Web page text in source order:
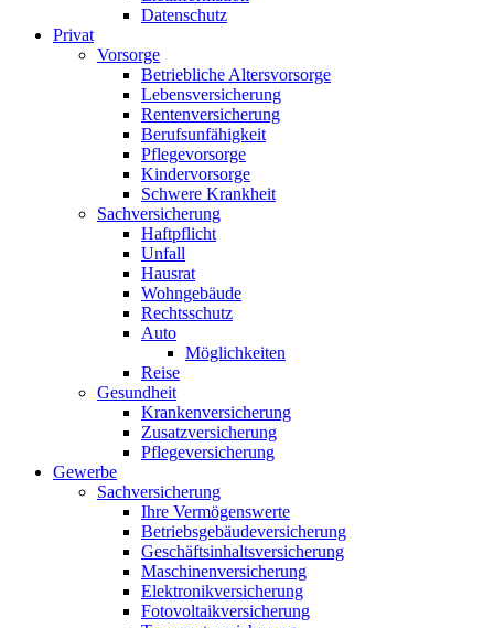
Datenschutz
Privat
Vorsorge
Betriebliche Altersvorsorge
Lebensversicherung
Rentenversicherung
Berufsunfähigkeit
Pflegevorsorge
Kindervorsorge
Schwere Krankheit
Sachversicherung
Haftpflicht
Unfall
Hausrat
Wohngebäude
Rechtsschutz
Auto
Möglichkeiten
Reise
Gesundheit
Krankenversicherung
Zusatzversicherung
Pflegeversicherung
Gewerbe
Sachversicherung
Ihre Vermögenswerte
Betriebsgebäudeversicherung
Geschäftsinhaltsversicherung
Maschinenversicherung
Elektronikversicherung
Fotovoltaikversicherung